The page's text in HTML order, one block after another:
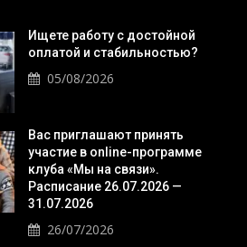
Ищете работу с достойной
оплатой и стабильностью?
05/08/2026
Вас приглашают принять
участие в online-программе
клуба «Мы на связи».
Расписание 26.07.2026 —
31.07.2026
26/07/2026